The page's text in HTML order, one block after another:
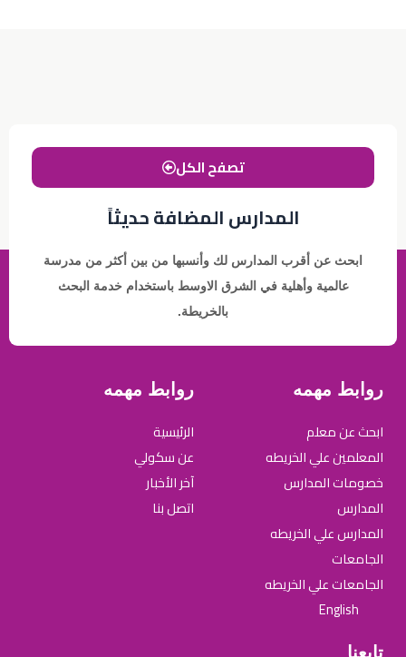
المدارس المضافة حديثاً
ابحث عن أقرب المدارس لك وأنسبها من بين أكثر من مدرسة
عالمية وأهلية في الشرق الاوسط باستخدام خدمة البحث
بالخريطة.
تصفح الكل
روابط مهمه
ابحث عن معلم
المعلمين علي الخريطه
خصومات المدارس
المدارس
المدارس علي الخريطه
الجامعات
الجامعات علي الخريطه
English
روابط مهمه
الرئيسية
عن سكولي
آخر الأخبار
اتصل بنا
تابعنا